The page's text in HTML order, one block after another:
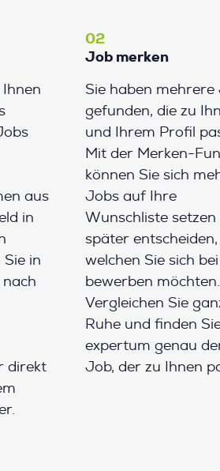
aus
in
Sie in
direkt
02
Job merken
Sie haben mehrere
gefunden, die zu
und Ihrem Profil
Mit der Merken-
können Sie sich
Jobs auf Ihre
Wunschliste setzen
später
welchen Sie sich
bewerben möchten.
Vergleichen Sie
Ruhe und finden
expertum genau
Job, der zu Ihnen